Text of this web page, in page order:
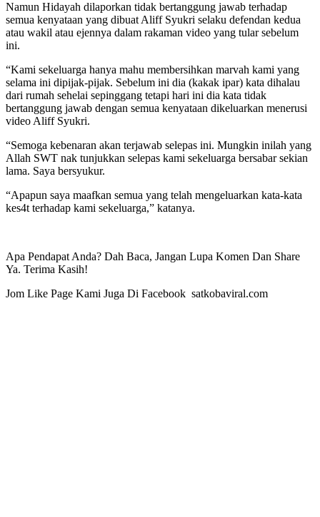
Namun Hidayah dilaporkan tidak bertanggung jawab terhadap
semua kenyataan yang dibuat Aliff Syukri selaku defendan kedua
atau wakil atau ejennya dalam rakaman video yang tular sebelum
ini.
“Kami sekeluarga hanya mahu membersihkan marvah kami yang
selama ini dipijak-pijak. Sebelum ini dia (kakak ipar) kata dihalau
dari rumah sehelai sepinggang tetapi hari ini dia kata tidak
bertanggung jawab dengan semua kenyataan dikeluarkan menerusi
video Aliff Syukri.
“Semoga kebenaran akan terjawab selepas ini. Mungkin inilah yang
Allah SWT nak tunjukkan selepas kami sekeluarga bersabar sekian
lama. Saya bersyukur.
“Apapun saya maafkan semua yang telah mengeluarkan kata-kata
kes4t terhadap kami sekeluarga,” katanya.
Apa Pendapat Anda? Dah Baca, Jangan Lupa Komen Dan Share
Ya. Terima Kasih!
Jom Like Page Kami Juga Di Facebook satkobaviral.com